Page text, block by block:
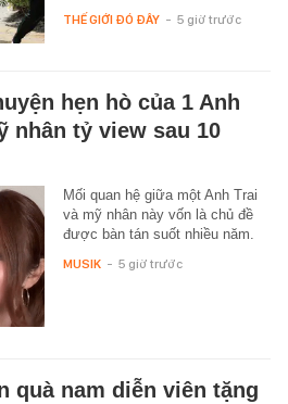
THẾ GIỚI ĐÓ ĐÂY - 5 giờ trước
hẹn hò của 1 Anh
nhân tỷ view sau 10
Mối quan hệ giữa một Anh Trai
và mỹ nhân này vốn là chủ đề
được bàn tán suốt nhiều năm.
MUSIK - 5 giờ trước
quà nam diễn viên tặng